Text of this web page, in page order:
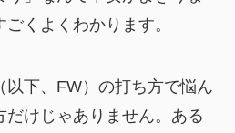
くよくわかります。
以下、FW）の打ち方で悩ん
だけじゃありません。ある